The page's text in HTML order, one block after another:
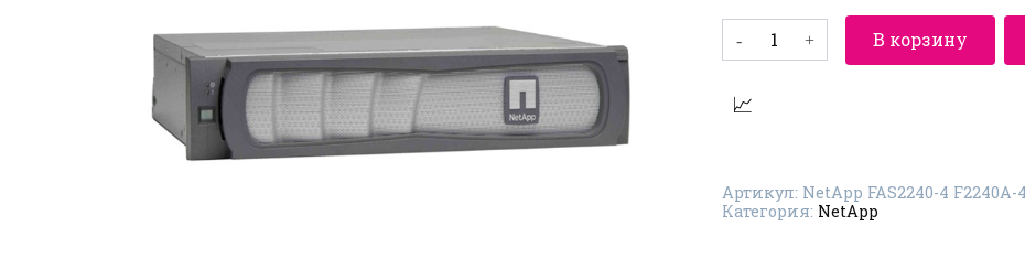
Количество
товара
Система
данных
NetApp
4-
24X2TB-
8G-
В корзину
Артикул: NetApp FAS2240-4 F2240A-
Категория: NetApp